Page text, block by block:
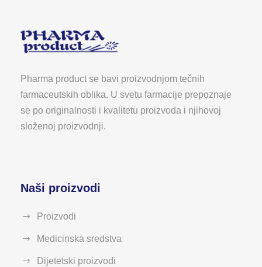
Pharma product se bavi proizvodnjom tečnih
farmaceutskih oblika. U svetu farmacije prepoznaje
se po originalnosti i kvalitetu proizvoda i njihovoj
složenoj proizvodnji.
Naši proizvodi
Proizvodi
Medicinska sredstva
Dijetetski proizvodi